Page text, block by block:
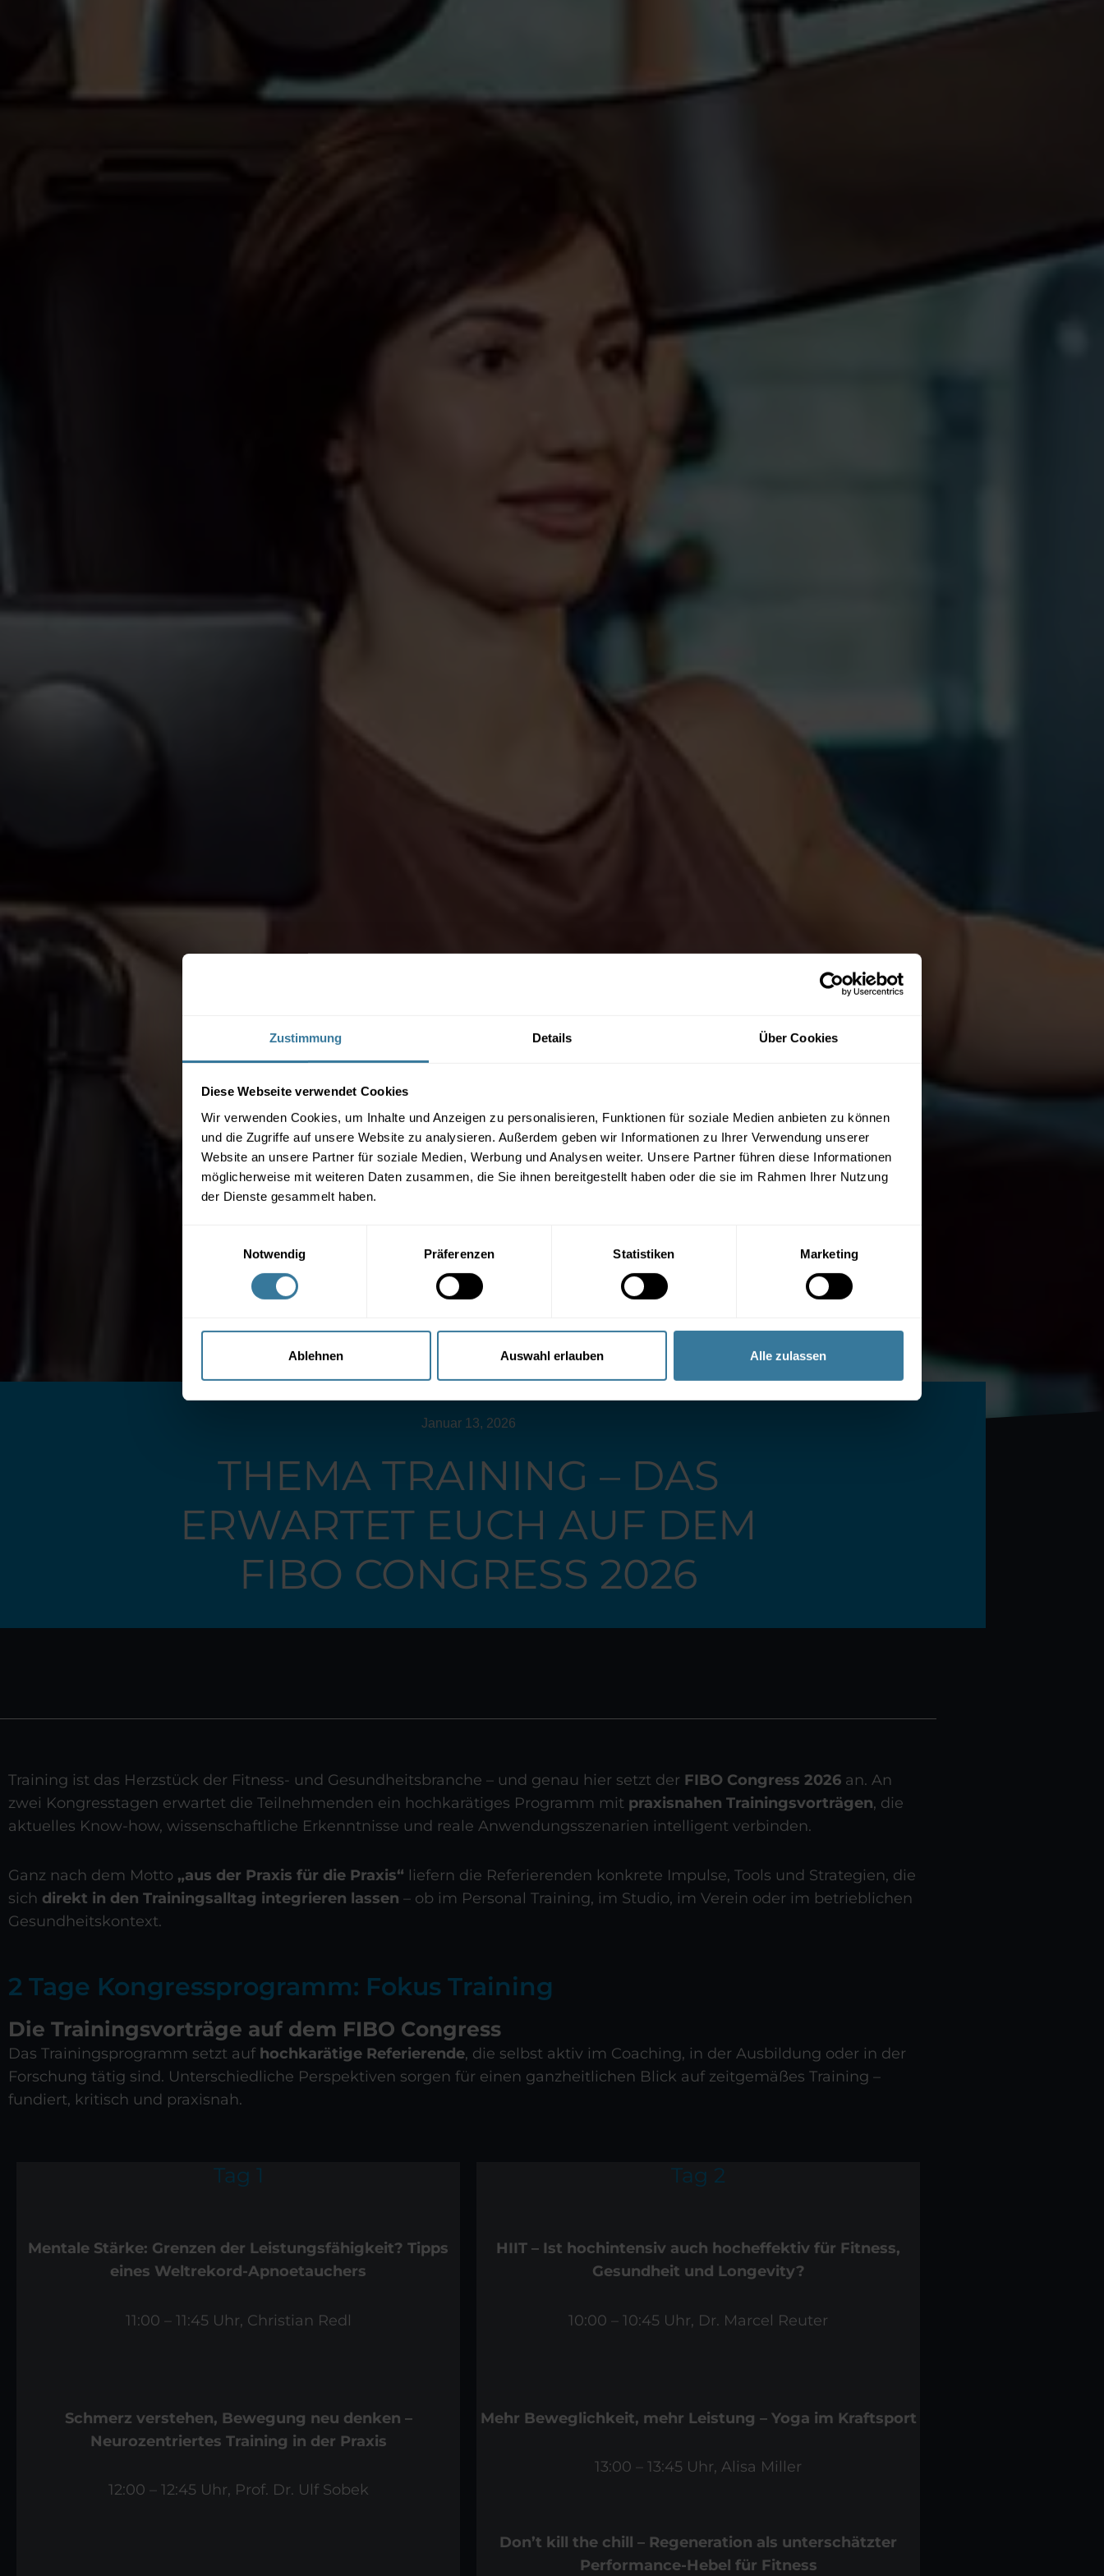
Zustimmung Details Über Cookies
Diese Webseite verwendet Cookies
Wir verwenden Cookies, um Inhalte und Anzeigen zu personalisieren, Funktionen für soziale Medien anbieten zu können
und die Zugriffe auf unsere Website zu analysieren. Außerdem geben wir Informationen zu Ihrer Verwendung unserer
Website an unsere Partner für soziale Medien, Werbung und Analysen weiter. Unsere Partner führen diese Informationen
möglicherweise mit weiteren Daten zusammen, die Sie ihnen bereitgestellt haben oder die sie im Rahmen Ihrer Nutzung
der Dienste gesammelt haben.
Notwendig
Präferenzen Statistiken Marketing
Ablehnen Auswahl erlauben Alle zulassen
Januar 13, 2026
THEMA TRAINING – DAS
ERWARTET EUCH AUF DEM
FIBO CONGRESS 2026
Training ist das Herzstück der Fitness- und Gesundheitsbranche – und genau hier setzt der FIBO Congress 2026 an. An
zwei Kongresstagen erwartet die Teilnehmenden ein hochkarätiges Programm mit praxisnahen Trainingsvorträgen, die
aktuelles Know-how, wissenschaftliche Erkenntnisse und reale Anwendungsszenarien intelligent verbinden.
Ganz nach dem Motto „aus der Praxis für die Praxis“ liefern die Referierenden konkrete Impulse, Tools und Strategien, die
sich direkt in den Trainingsalltag integrieren lassen – ob im Personal Training, im Studio, im Verein oder im betrieblichen
Gesundheitskontext.
2 Tage Kongressprogramm: Fokus Training
Die Trainingsvorträge auf dem FIBO Congress
Das Trainingsprogramm setzt auf hochkarätige Referierende, die selbst aktiv im Coaching, in der Ausbildung oder in der
Forschung tätig sind. Unterschiedliche Perspektiven sorgen für einen ganzheitlichen Blick auf zeitgemäßes Training –
fundiert, kritisch und praxisnah.
Tag 1
Mentale Stärke: Grenzen der Leistungsfähigkeit? Tipps
eines Weltrekord-Apnoetauchers
11:00 – 11:45 Uhr, Christian Redl
Schmerz verstehen, Bewegung neu denken –
Neurozentriertes Training in der Praxis
12:00 – 12:45 Uhr, Prof. Dr. Ulf Sobek
Tag 2
HIIT – Ist hochintensiv auch hocheffektiv für Fitness,
Gesundheit und Longevity?
10:00 – 10:45 Uhr, Dr. Marcel Reuter
Mehr Beweglichkeit, mehr Leistung – Yoga im Kraftsport
13:00 – 13:45 Uhr, Alisa Miller
Don’t kill the chill – Regeneration als unterschätzter
Performance-Hebel für Fitness